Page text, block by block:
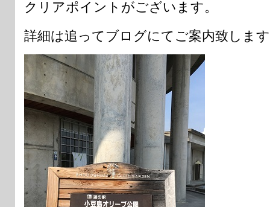
クリアポイントがございます。
詳細は追ってブログにてご案内致しま